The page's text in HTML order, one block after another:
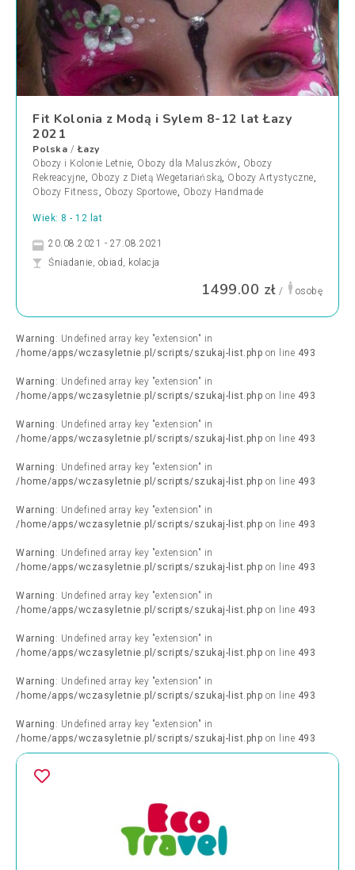
Fit Kolonia z Modą i Sylem 8-12 lat Łazy
2021
Polska /Łazy
Obozy i Kolonie Letnie, Obozy dla Maluszków, Obozy
Rekreacyjne, Obozy z Dietą Wegetariańską, Obozy Artystyczne,
Obozy Fitness , Obozy Sportowe, Obozy Handmade
Wiek: 8 - 12 lat
20.08.2021 - 27.08.2021
Śniadanie, obiad, kolacja
1499.00 zł / osobę
Warning : Undefined array key "extension" in
/home/apps/wczasyletnie.pl/scripts/szukaj-list.php on line 493
Warning : Undefined array key "extension" in
/home/apps/wczasyletnie.pl/scripts/szukaj-list.php on line 493
Warning : Undefined array key "extension" in
/home/apps/wczasyletnie.pl/scripts/szukaj-list.php on line 493
Warning : Undefined array key "extension" in
/home/apps/wczasyletnie.pl/scripts/szukaj-list.php on line 493
Warning : Undefined array key "extension" in
/home/apps/wczasyletnie.pl/scripts/szukaj-list.php on line 493
Warning : Undefined array key "extension" in
/home/apps/wczasyletnie.pl/scripts/szukaj-list.php on line 493
Warning : Undefined array key "extension" in
/home/apps/wczasyletnie.pl/scripts/szukaj-list.php on line 493
Warning : Undefined array key "extension" in
/home/apps/wczasyletnie.pl/scripts/szukaj-list.php on line 493
Warning : Undefined array key "extension" in
/home/apps/wczasyletnie.pl/scripts/szukaj-list.php on line 493
Warning : Undefined array key "extension" in
/home/apps/wczasyletnie.pl/scripts/szukaj-list.php on line 493